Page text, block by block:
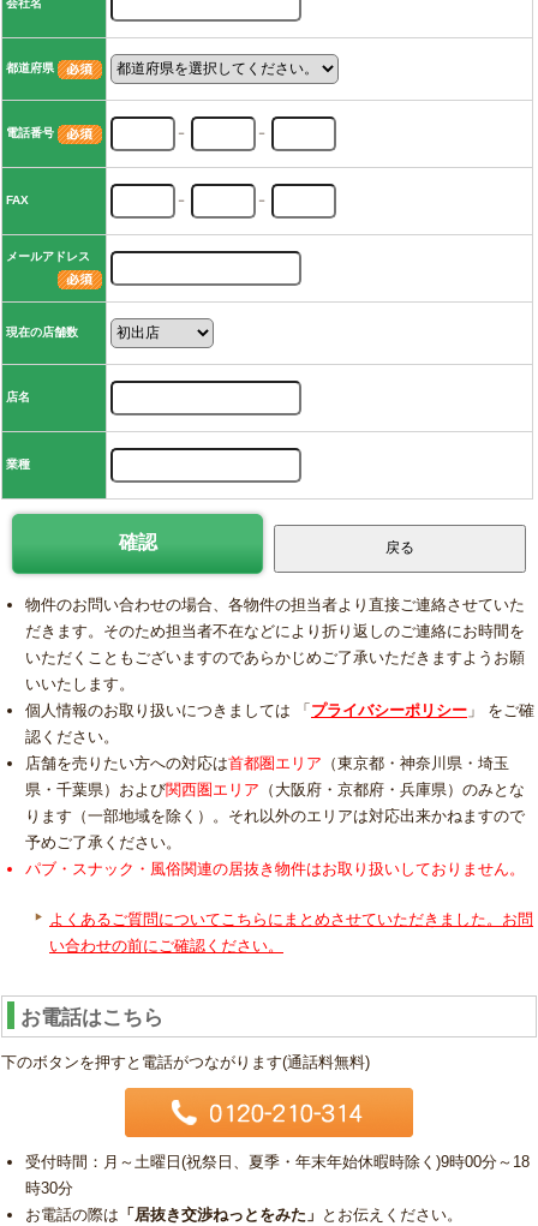
都道府県
電話番号 － －
FAX － －
メールアドレス
現在の店舗数
店名
業種
物件のお問い合わせの場合、各物件の担当者より直接ご連絡させていた
だきます。そのため担当者不在などにより折り返しのご連絡にお時間を
いただくこともございますのであらかじめご了承いただきますようお願
いいたします。
個人情報のお取り扱いにつきましては 「プライバシーポリシー 」 をご確
認ください。
店舗を売りたい方への対応は首都圏エリア （東京都・神奈川県・埼玉
県・千葉県）および関西圏エリア （大阪府・京都府・兵庫県）のみとな
ります（一部地域を除く）。それ以外のエリアは対応出来かねますので
予めご了承ください。
パブ・スナック・風俗関連の居抜き物件はお取り扱いしておりません。
よくあるご質問についてこちらにまとめさせていただきました。お問
い合わせの前にご確認ください。
お電話はこちら
下のボタンを押すと電話がつながります(通話料無料)
受付時間：月～土曜日(祝祭日、夏季・年末年始休暇時除く)9時00分～18
時30分
お電話の際は 「居抜き交渉ねっとをみた」 とお伝えください。